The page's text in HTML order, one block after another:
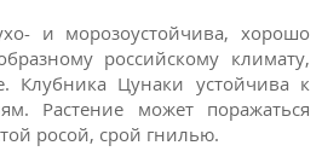
и морозоустойчива, хорошо
российскому климату,
Клубника Цунаки устойчива к
Растение может поражаться
росой, срой гнилью.